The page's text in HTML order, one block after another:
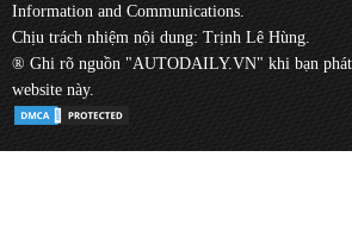
Information and Communications.
Chịu trách nhiệm nội dung: Trịnh Lê Hùng.
® Ghi rõ nguồn "AUTODAILY.VN" khi bạn
website này.